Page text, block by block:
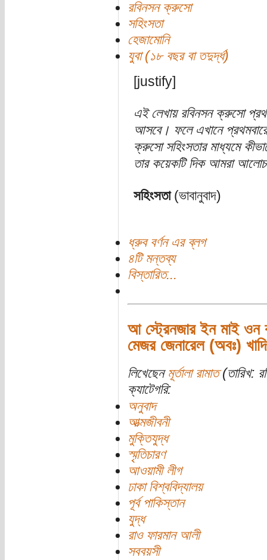
রবিনসন ক্রুসো
সহিংসতা
হেজামোনি
যুবা (১৮ বছর বা তদুর্দ্ধ)
[justify]
এই লেখায় রবিনসন ক্রুসো
আসবে। ফলে এখানে
ক্রুসো সহিংসতার মাধ্যমে
তার কয়েকটি দিক আমরা
সহিংসতা(ভাবানুবাদ)
ধ্রুব বর্ণন এর ব্লগ
৪টি মন্তব্য
বিস্তারিত...
আ স্ট্রেনজার ইন মাই ওন
মেজর জেনারেল (অবঃ)
লিখেছেন মূর্তালা রামাত(তারিখ:
ক্যাটেগরি:
অনুবাদ
আত্মজীবনী
মুক্তিযুদ্ধ
স্মৃতিচারণ
আওয়ামী লীগ
ঢাকা বিশ্ববিদ্যালয়
পূর্ব পাকিস্তান
যুদ্ধ
রাও ফারমান আলী
সববয়সী